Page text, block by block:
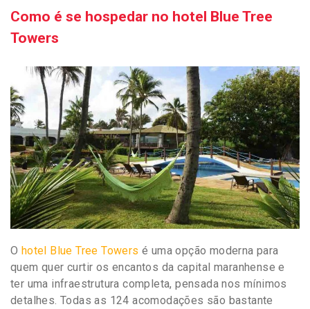
Como é se hospedar no hotel Blue Tree
Towers
O hotel Blue Tree Towers é uma opção moderna para
quem quer curtir os encantos da capital maranhense e
ter uma infraestrutura completa, pensada nos mínimos
detalhes. Todas as 124 acomodações são bastante